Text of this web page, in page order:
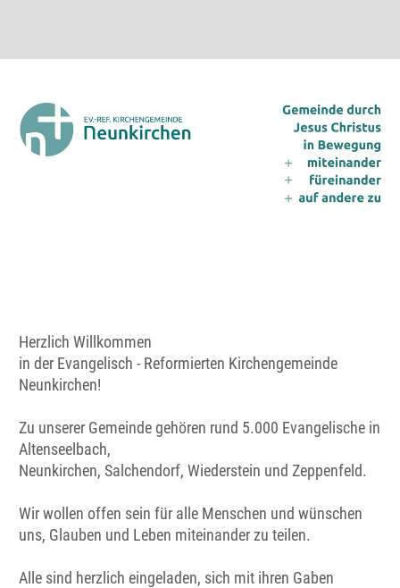
Herzlich Willkommen
in der Evangelisch - Reformierten Kirchengemeinde
Neunkirchen!
Zu unserer Gemeinde gehören rund 5.000 Evangelische in
Altenseelbach,
Neunkirchen, Salchendorf, Wiederstein und Zeppenfeld.
Wir wollen offen sein für alle Menschen und wünschen
uns, Glauben und Leben miteinander zu teilen.
Alle sind herzlich eingeladen, sich mit ihren Gaben